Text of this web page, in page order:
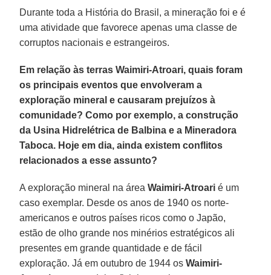
Durante toda a História do Brasil, a mineração foi e é
uma atividade que favorece apenas uma classe de
corruptos nacionais e estrangeiros.
Em relação às terras Waimiri-Atroari, quais foram
os principais eventos que envolveram a
exploração mineral e causaram prejuízos à
comunidade? Como por exemplo, a construção
da Usina Hidrelétrica de Balbina e a Mineradora
Taboca. Hoje em dia, ainda existem conflitos
relacionados a esse assunto?
A exploração mineral na áreaWaimiri-Atroari é um
caso exemplar. Desde os anos de 1940 os norte-
americanos e outros países ricos como o Japão,
estão de olho grande nos minérios estratégicos ali
presentes em grande quantidade e de fácil
exploração. Já em outubro de 1944 osWaimiri-